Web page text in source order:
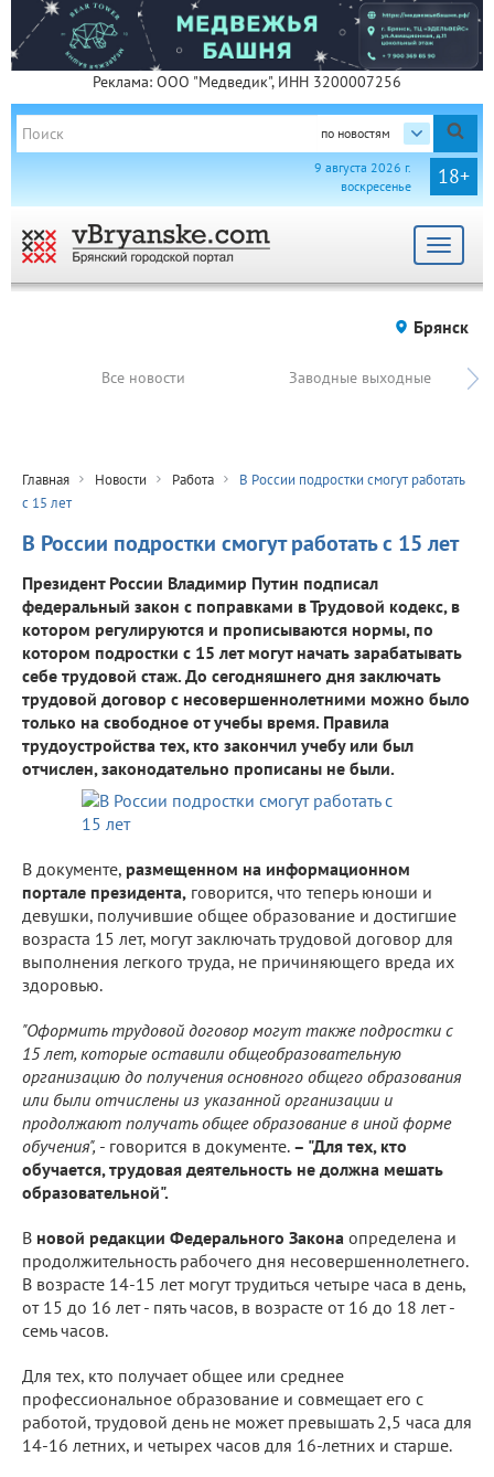
Реклама: ООО "Медведик", ИНН 3200007256
по новостям
18+
9 августа 2026 г.
воскресенье
Toggle
Брянск
Все новости Заводные выходные
Главная Новости Работа
В России подростки смогут работать
с 15 лет
В России подростки смогут работать с 15 лет
Президент России Владимир Путин подписал
федеральный закон с поправками в Трудовой кодекс, в
котором регулируются и прописываются нормы, по
котором подростки с 15 лет могут начать зарабатывать
себе трудовой стаж. До сегодняшнего дня заключать
трудовой договор с несовершеннолетними можно было
только на свободное от учебы время. Правила
трудоустройства тех, кто закончил учебу или был
отчислен, законодательно прописаны не были.
В документе, размещенном на информационном
портале президента, говорится, что теперь юноши и
девушки, получившие общее образование и достигшие
возраста 15 лет, могут заключать трудовой договор для
выполнения легкого труда, не причиняющего вреда их
здоровью.
"Оформить трудовой договор могут также подростки с
15 лет, которые оставили общеобразовательную
организацию до получения основного общего образования
или были отчислены из указанной организации и
продолжают получать общее образование в иной форме
обучения", - говорится в документе. – "Для тех, кто
обучается, трудовая деятельность не должна мешать
образовательной".
В новой редакции Федерального Закона определена и
продолжительность рабочего дня несовершеннолетнего.
В возрасте 14-15 лет могут трудиться четыре часа в день,
от 15 до 16 лет - пять часов, в возрасте от 16 до 18 лет -
семь часов.
Для тех, кто получает общее или среднее
профессиональное образование и совмещает его с
работой, трудовой день не может превышать 2,5 часа для
14-16 летних, и четырех часов для 16-летних и старше.